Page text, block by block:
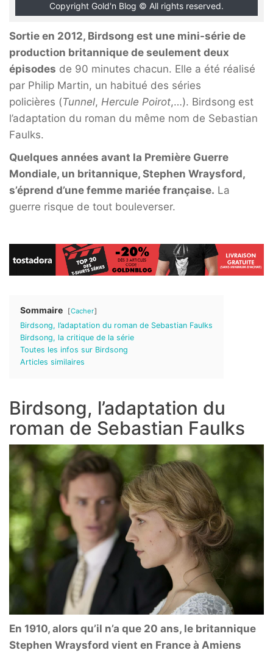
Copyright Gold'n Blog © All rights reserved.
Sortie en 2012, Birdsong est une mini-série de
production britannique de seulement deux
épisodes de 90 minutes chacun. Elle a été réalisé
par Philip Martin, un habitué des séries
policières (Tunnel, Hercule Poirot,…). Birdsong est
l’adaptation du roman du même nom de Sebastian
Faulks.
Quelques années avant la Première Guerre
Mondiale, un britannique, Stephen Wraysford,
s’éprend d’une femme mariée française. La
guerre risque de tout bouleverser.
Sommaire Cacher
Birdsong, l’adaptation du roman de Sebastian Faulks
Birdsong, la critique de la série
Toutes les infos sur Birdsong
Articles similaires
Birdsong, l’adaptation du
roman de Sebastian Faulks
En 1910, alors qu’il n’a que 20 ans, le britannique
Stephen Wraysford vient en France à Amiens